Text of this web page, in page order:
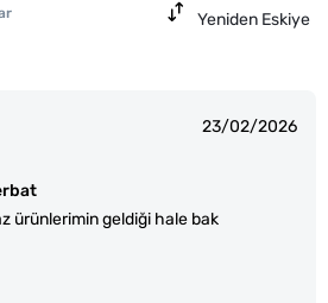
Yeniden Eskiye
23/02/2026
ürünlerimin geldiği hale bak